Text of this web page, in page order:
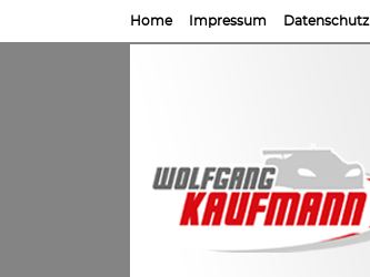
Home Impressum Datenschutz